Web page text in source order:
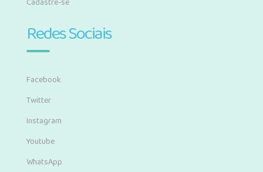
Redes Sociais
Facebook
Twitter
Instagram
Youtube
WhatsApp